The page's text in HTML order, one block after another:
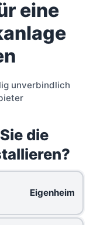
eine
unverbindlich
die
Eigenheim